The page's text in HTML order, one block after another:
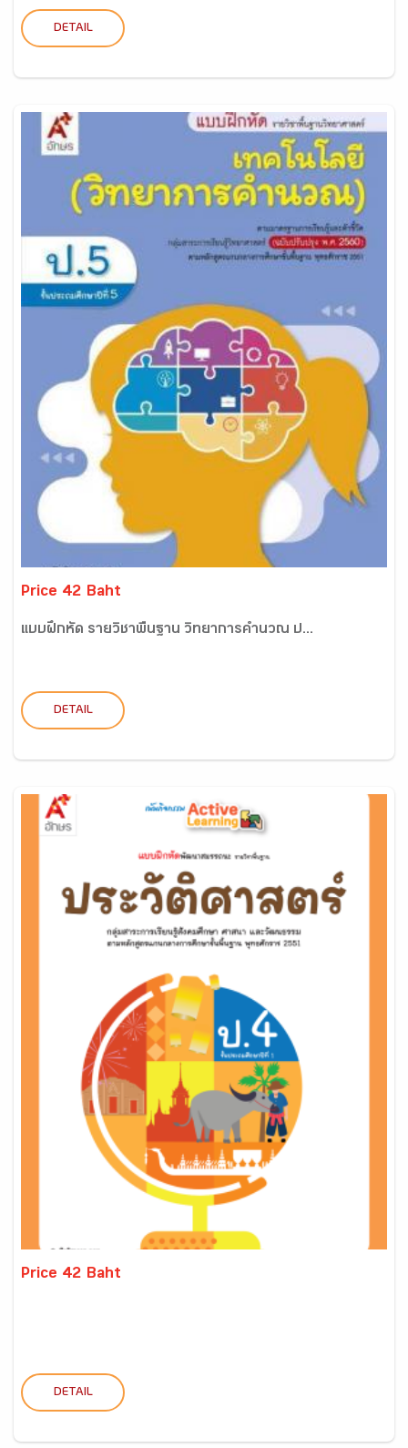
DETAIL
Price 42 Baht
แบบฝึกหัด รายวิชาพื้นฐาน วิทยาการคำนวณ ป...
DETAIL
Price 42 Baht
DETAIL